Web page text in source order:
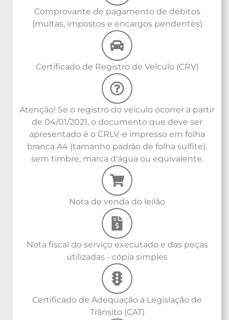
Comprovante de pagamento de débitos
(multas, impostos e encargos pendentes)
Certificado de Registro de Veículo (CRV)
Atenção! Se o registro do veículo ocorrer a partir
de 04/01/2021, o documento que deve ser
apresentado é o CRLV-e impresso em folha
branca A4 (tamanho padrão de folha sulfite),
sem timbre, marca d'água ou equivalente.
Nota de venda do leilão
Nota fiscal do serviço executado e das peças
utilizadas - cópia simples
Certificado de Adequação a Legislação de
Trânsito (CAT)